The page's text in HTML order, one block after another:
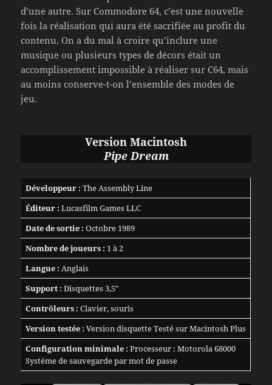
d’une autre. Sur Commodore 64, c’est une nouvelle
fois la réalisation qui aura été sacrifiée au profit du
contenu. On a du mal à croire qu’inclure une
musique ou plusieurs types de décors était un
accomplissement impossible à réaliser sur C64, mais
au moins conserve-t-on l’ensemble des modes de
jeu.
Version Macintosh
Pipe Dream
Développeur : The Assembly Line
Éditeur : Lucasfilm Games LLC
Date de sortie : Octobre 1989
Nombre de joueurs : 1 à 2
Langue : Anglais
Support : Disquettes 3,5″
Contrôleurs : Clavier, souris
Version testée : Version disquette Testé sur Macintosh Plus
Configuration minimale : Processeur : Motorola 68000
Système de sauvegarde par mot de passe